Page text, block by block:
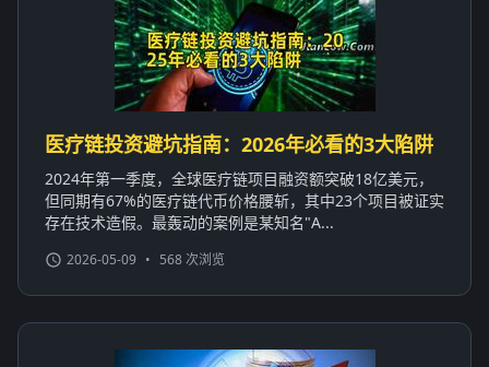
医疗链投资避坑指南：2026年必看的3大陷阱
2024年第一季度，全球医疗链项目融资额突破18亿美元，
但同期有67%的医疗链代币价格腰斩，其中23个项目被证实
存在技术造假。最轰动的案例是某知名"A...
2026-05-09 • 568 次浏览